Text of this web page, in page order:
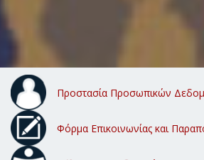
Προστασία Προσωπικών
Φόρμα Επικοινωνίας και